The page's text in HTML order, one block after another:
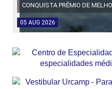
CONQUISTA PRÊMIO DE
05 AUG 2026